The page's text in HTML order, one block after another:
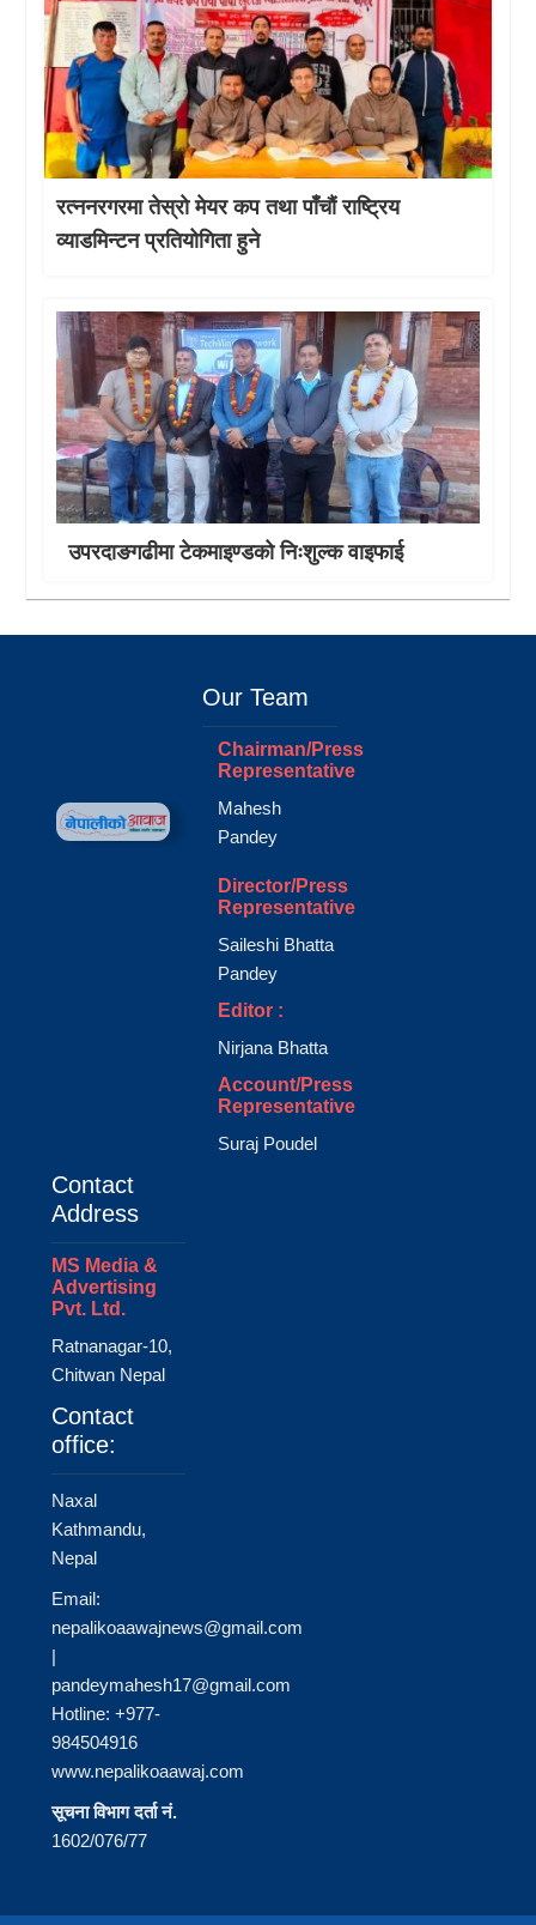
रत्ननरगरमा तेस्राे मेयर कप तथा पाँचौं राष्ट्रिय
व्याडमिन्टन प्रतियोगिता हुने
उपरदाङगढीमा टेकमाइण्डको निःशुल्क वाइफाई
Our Team
Chairman/Press
Representative
Mahesh
Pandey
Director/Press
Representative
Saileshi Bhatta
Pandey
Editor :
Nirjana Bhatta
Account/Press
Representative
Suraj Poudel
Contact
Address
MS Media &
Advertising
Pvt. Ltd.
Ratnanagar-10,
Chitwan Nepal
Contact
office:
Naxal
Kathmandu,
Nepal
Email:
nepalikoaawajnews@gmail.com
|
pandeymahesh17@gmail.com
Hotline: +977-
984504916
www.nepalikoaawaj.com
सूचना विभाग दर्ता नं.
1602/076/77